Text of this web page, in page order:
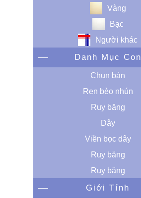
Vàng
Bạc
Người khác
Danh Mục Con
Chun bản
Ren bèo nhún
Ruy băng
Dây
Viền bọc dây
Ruy băng
Ruy băng
Giới Tính